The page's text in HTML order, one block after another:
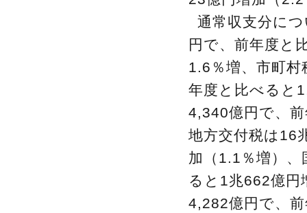
通常収支分に
円で、前年度と
1.6％増、市町
年度と比べると
4,340億円で、
地方交付税は16
加（1.1％増）
ると1兆662億円
4,282億円で、